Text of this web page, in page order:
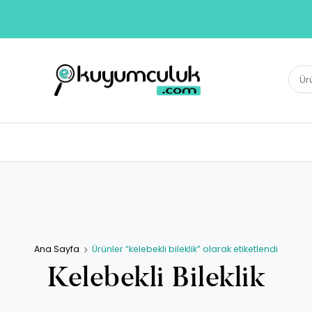
E-KUYUMCULUK
Herkesin Kuyumcusu Ara:
Ana Sayfa Ürünler “kelebekli bileklik” olarak etiketlendi
Kelebekli Bileklik